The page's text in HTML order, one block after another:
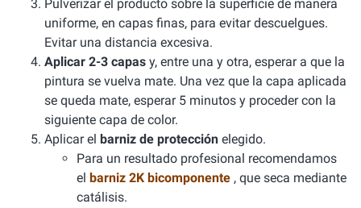
Pulverizar el producto sobre la superficie de manera
uniforme, en capas finas, para evitar descuelgues.
Evitar una distancia excesiva.
Aplicar 2-3 capas y, entre una y otra, esperar a que la
pintura se vuelva mate. Una vez que la capa aplicada
se queda mate, esperar 5 minutos y proceder con la
siguiente capa de color.
Aplicar el barniz de protección elegido.
Para un resultado profesional recomendamos
el barniz 2K bicomponente , que seca mediante
catálisis.